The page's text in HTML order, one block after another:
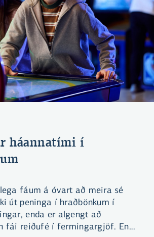
háannatími í
fáum á óvart að meira sé
út peninga í hraðbönkum í
enda er algengt að
fái reiðufé í fermingargjöf. En